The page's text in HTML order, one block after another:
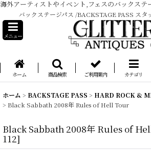
海外アーティストやイベント,フェスのバックステ
バックステージパス /BACKSTAGE PASS スタ
メニュー
ホーム 商品検索 ご利用案内 カテゴリ
ホーム > BACKSTAGE PASS > HARD ROCK &
> Black Sabbath 2008年 Rules of Hell Tour
Black Sabbath 2008年 Rules of
112]